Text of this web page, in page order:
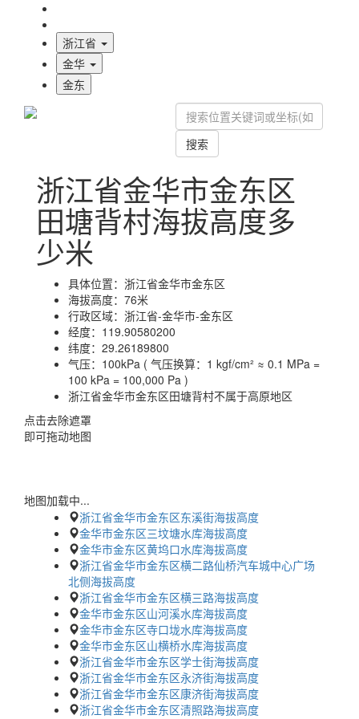
浙江省
金华
金东
搜索
浙江省金华市金东区
田塘背村海拔高度多
少米
具体位置： 浙江省金华市金东区
海拔高度： 76米
行政区域： 浙江省-金华市-金东区
经度： 119.90580200
纬度： 29.26189800
气压： 100kPa ( 气压换算：1 kgf/cm² ≈ 0.1 MPa =
100 kPa = 100,000 Pa )
浙江省金华市金东区田塘背村不属于高原地区
点击去除遮罩
即可拖动地图
地图加载中...
浙江省金华市金东区东溪街海拔高度
金华市金东区三坟塘水库海拔高度
金华市金东区黄坞口水库海拔高度
浙江省金华市金东区横二路仙桥汽车城中心广场
北侧海拔高度
浙江省金华市金东区横三路海拔高度
金华市金东区山河溪水库海拔高度
金华市金东区寺口垅水库海拔高度
金华市金东区山横桥水库海拔高度
浙江省金华市金东区学士街海拔高度
浙江省金华市金东区永济街海拔高度
浙江省金华市金东区康济街海拔高度
浙江省金华市金东区清照路海拔高度